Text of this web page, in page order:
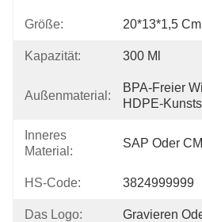
Größe: 20*13*1,5 Cm
Kapazität: 300 Ml
Außenmaterial:
BPA-Freier
HDPE-
Inneres
Material:
SAP Oder
HS-Code: 3824999999
Das Logo: Gravieren